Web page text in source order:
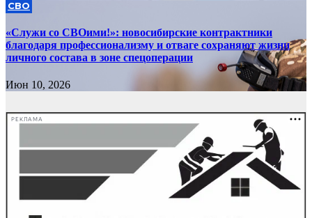
СВО
«Служи со СВОими!»: новосибирские контрактники
благодаря профессионализму и отваге сохраняют жизни
личного состава в зоне спецоперации
Июн 10, 2026
РЕКЛАМА